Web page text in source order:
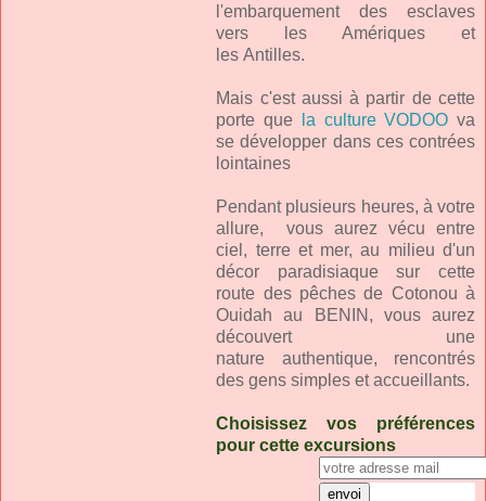
l'embarquement des esclaves
vers les Amériques et
les Antilles.
Mais c'est aussi à partir de cette
porte que
la culture VODOO va
se développer dans ces contrées
lointaines
Pendant plusieurs heures, à votre
allure, vous aurez vécu entre
ciel, terre et mer, au milieu d'un
décor paradisiaque sur cette
route des pêches de Cotonou à
Ouidah au BENIN, vous aurez
découvert une
nature authentique, rencontrés
des gens simples et accueillants.
Choisissez vos préférences
pour cette excursions